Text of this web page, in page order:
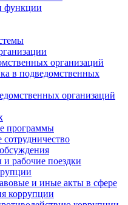
функции
организаций
в подведомственных
организаций
программы
рабочие поездки
и иные акты в сфере
коррупции